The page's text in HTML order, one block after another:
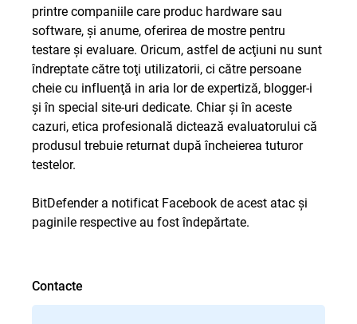
printre companiile care produc hardware sau
software, şi anume, oferirea de mostre pentru
testare şi evaluare. Oricum, astfel de acţiuni nu sunt
îndreptate către toţi utilizatorii, ci către persoane
cheie cu influenţă in aria lor de expertiză, blogger-i
şi în special site-uri dedicate. Chiar şi în aceste
cazuri, etica profesională dictează evaluatorului că
produsul trebuie returnat după încheierea tuturor
testelor.
BitDefender a notificat Facebook de acest atac şi
paginile respective au fost îndepărtate.
Contacte